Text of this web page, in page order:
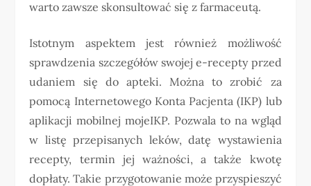
warto zawsze skonsultować się z farmaceutą.
Istotnym aspektem jest również możliwość
sprawdzenia szczegółów swojej e-recepty przed
udaniem się do apteki. Można to zrobić za
pomocą Internetowego Konta Pacjenta (IKP) lub
aplikacji mobilnej mojeIKP. Pozwala to na wgląd
w listę przepisanych leków, datę wystawienia
recepty, termin jej ważności, a także kwotę
dopłaty. Takie przygotowanie może przyspieszyć